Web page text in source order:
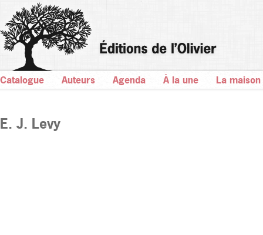
Catalogue Auteurs Agenda À la une La maison
E. J. Levy